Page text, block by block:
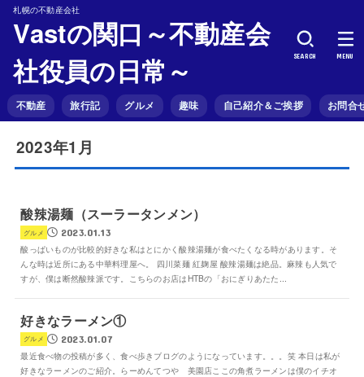
札幌の不動産会社
Vastの関口～不動産会
社役員の日常～
不動産 旅行記 グルメ 趣味 自己紹介＆ご挨拶 お問合
SEARCH MENU
2023年1月
酸辣湯麺（スーラータンメン）
グルメ
2023.01.13
酸っぱいものが比較的好きな私はとにかく酸辣湯麺が食べたくなる時があります。そ
んな時は近所にある中華料理屋へ。 四川菜麺 紅麹屋 酸辣湯麺は絶品。麻辣も人気で
すが、僕は断然酸辣派です。こちらのお店はHTBの「おにぎりあたた...
好きなラーメン①
グルメ
2023.01.07
最近食べ物の投稿が多く、食べ歩きブログのようになっています。。。笑 本日は私が
好きなラーメンのご紹介。らーめんてつや 美園店ここの角煮ラーメンは僕のイチオ